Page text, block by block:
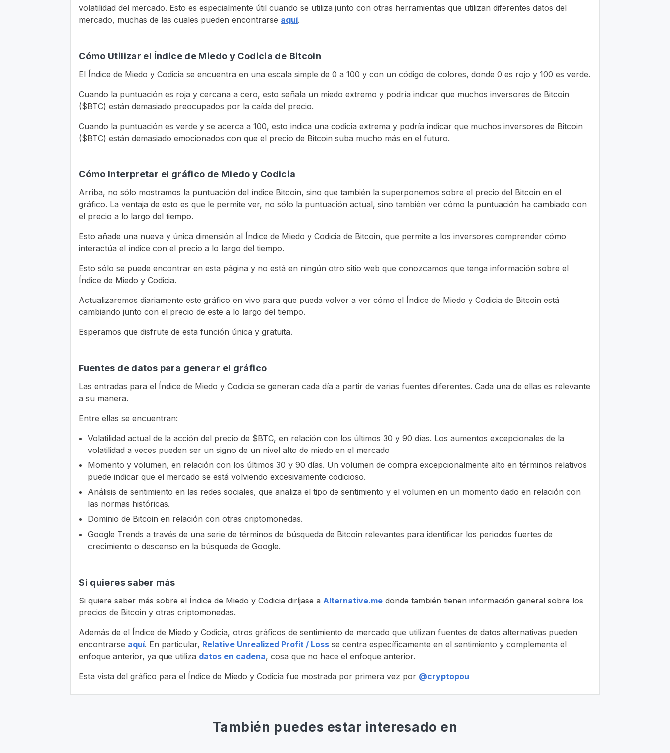
volatilidad del mercado. Esto es especialmente útil cuando se utiliza junto con otras herramientas que utilizan diferentes datos del
mercado, muchas de las cuales pueden encontrarse aquí.
Cómo Utilizar el Índice de Miedo y Codicia de Bitcoin
El Índice de Miedo y Codicia se encuentra en una escala simple de 0 a 100 y con un código de colores, donde 0 es rojo y 100 es verde.
Cuando la puntuación es roja y cercana a cero, esto señala un miedo extremo y podría indicar que muchos inversores de Bitcoin
($BTC) están demasiado preocupados por la caída del precio.
Cuando la puntuación es verde y se acerca a 100, esto indica una codicia extrema y podría indicar que muchos inversores de Bitcoin
($BTC) están demasiado emocionados con que el precio de Bitcoin suba mucho más en el futuro.
Cómo Interpretar el gráfico de Miedo y Codicia
Arriba, no sólo mostramos la puntuación del índice Bitcoin, sino que también la superponemos sobre el precio del Bitcoin en el
gráfico. La ventaja de esto es que le permite ver, no sólo la puntuación actual, sino también ver cómo la puntuación ha cambiado con
el precio a lo largo del tiempo.
Esto añade una nueva y única dimensión al Índice de Miedo y Codicia de Bitcoin, que permite a los inversores comprender cómo
interactúa el índice con el precio a lo largo del tiempo.
Esto sólo se puede encontrar en esta página y no está en ningún otro sitio web que conozcamos que tenga información sobre el
Índice de Miedo y Codicia.
Actualizaremos diariamente este gráfico en vivo para que pueda volver a ver cómo el Índice de Miedo y Codicia de Bitcoin está
cambiando junto con el precio de este a lo largo del tiempo.
Esperamos que disfrute de esta función única y gratuita.
Fuentes de datos para generar el gráfico
Las entradas para el Índice de Miedo y Codicia se generan cada día a partir de varias fuentes diferentes. Cada una de ellas es relevante
a su manera.
Entre ellas se encuentran:
Volatilidad actual de la acción del precio de $BTC, en relación con los últimos 30 y 90 días. Los aumentos excepcionales de la
volatilidad a veces pueden ser un signo de un nivel alto de miedo en el mercado
Momento y volumen, en relación con los últimos 30 y 90 días. Un volumen de compra excepcionalmente alto en términos relativos
puede indicar que el mercado se está volviendo excesivamente codicioso.
Análisis de sentimiento en las redes sociales, que analiza el tipo de sentimiento y el volumen en un momento dado en relación con
las normas históricas.
Dominio de Bitcoin en relación con otras criptomonedas.
Google Trends a través de una serie de términos de búsqueda de Bitcoin relevantes para identificar los periodos fuertes de
crecimiento o descenso en la búsqueda de Google.
Si quieres saber más
Si quiere saber más sobre el Índice de Miedo y Codicia diríjase a Alternative.me donde también tienen información general sobre los
precios de Bitcoin y otras criptomonedas.
Además de el Índice de Miedo y Codicia, otros gráficos de sentimiento de mercado que utilizan fuentes de datos alternativas pueden
encontrarse aquí. En particular, Relative Unrealized Profit / Loss se centra específicamente en el sentimiento y complementa el
enfoque anterior, ya que utiliza datos en cadena, cosa que no hace el enfoque anterior.
Esta vista del gráfico para el Índice de Miedo y Codicia fue mostrada por primera vez por @cryptopou
También puedes estar interesado en